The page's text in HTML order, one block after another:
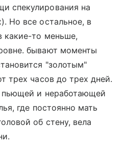
спекулирования на
Но все остальное, в
какие-то меньше,
бывают моменты
"золотым"
трех часов до трех дней.
и неработающей
где постоянно мать
об стену, вела